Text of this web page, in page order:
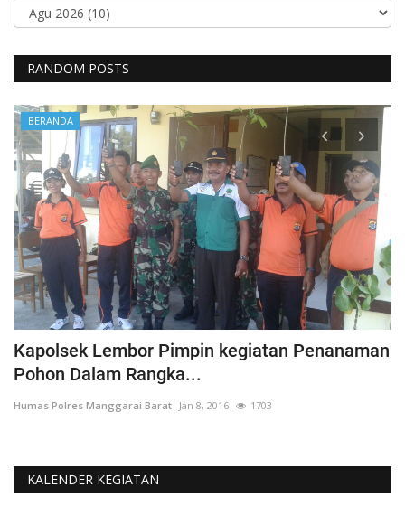
RANDOM POSTS
BERANDA
Kapolsek Lembor Pimpin kegiatan Penanaman
Pohon Dalam Rangka...
Humas Polres Manggarai Barat Jan 8, 2016 1703
KALENDER KEGIATAN